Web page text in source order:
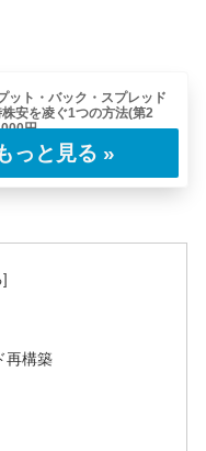
ット・バック・スプレッド
安を凌ぐ1つの方法(第2
円
……2018.10.9(火) 15:05 経過大
ほとんど動きがな……
再構築